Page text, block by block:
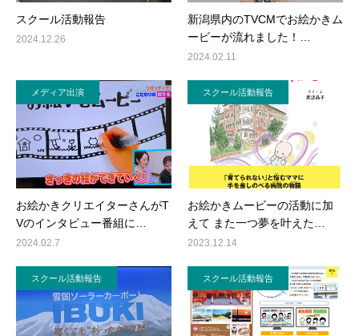
スクール活動報告
2024.12.26
新潟県内のTVCMでお絵かきム
ービーが流れました！…
2024.02.11
メディア出演
お絵かきクリエイターさんがT
Vのインタビュー番組に…
2024.02.7
スクール活動報告
お絵かきムービーの活動に加
えて また一つ夢を叶えた…
2023.12.14
スクール活動報告 スクール活動報告